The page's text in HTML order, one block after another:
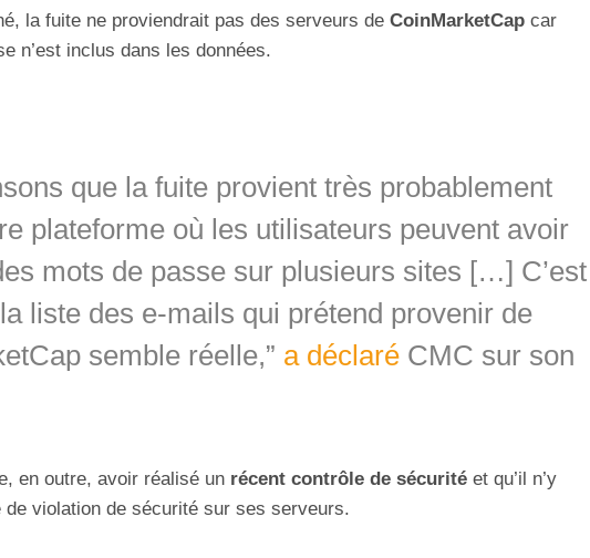
la fuite ne proviendrait pas des serveurs de CoinMarketCap car
n’est inclus dans les données.
que la fuite provient très probablement
plateforme où les utilisateurs peuvent avoir
mots de passe sur plusieurs sites […] C’est
liste des e-mails qui prétend provenir de
semble réelle,” a déclaréCMC sur son
en outre, avoir réalisé un récent contrôle de sécurité et qu’il n’y
de violation de sécurité sur ses serveurs.